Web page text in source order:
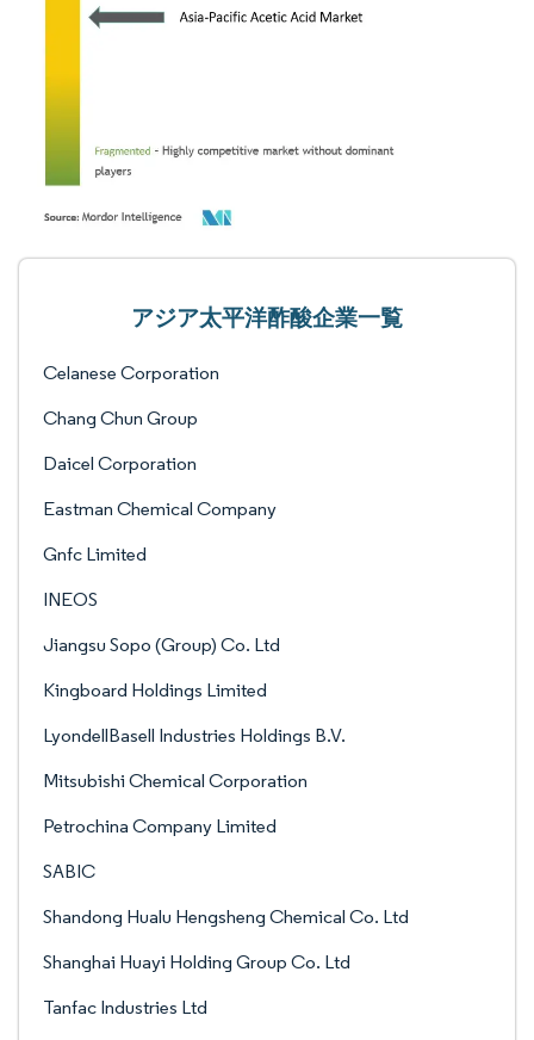
アジア太平洋酢酸企業一覧
Celanese Corporation
Chang Chun Group
Daicel Corporation
Eastman Chemical Company
Gnfc Limited
INEOS
Jiangsu Sopo (Group) Co. Ltd
Kingboard Holdings Limited
LyondellBasell Industries Holdings B.V.
Mitsubishi Chemical Corporation
Petrochina Company Limited
SABIC
Shandong Hualu Hengsheng Chemical Co. Ltd
Shanghai Huayi Holding Group Co. Ltd
Tanfac Industries Ltd